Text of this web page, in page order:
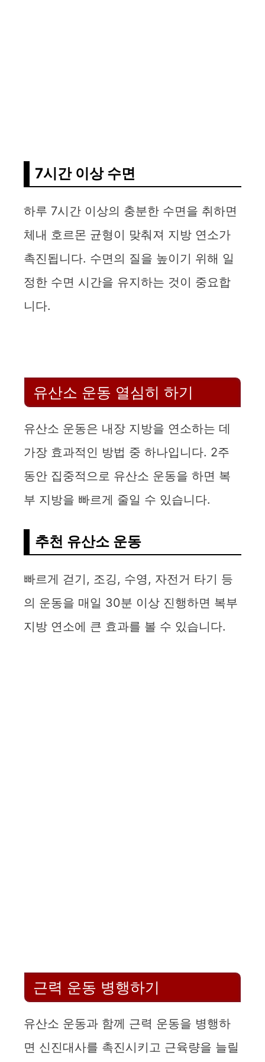
7시간 이상 수면
하루 7시간 이상의 충분한 수면을 취하면
체내 호르몬 균형이 맞춰져 지방 연소가
촉진됩니다. 수면의 질을 높이기 위해 일
정한 수면 시간을 유지하는 것이 중요합
니다.
유산소 운동 열심히 하기
유산소 운동은 내장 지방을 연소하는 데
가장 효과적인 방법 중 하나입니다. 2주
동안 집중적으로 유산소 운동을 하면 복
부 지방을 빠르게 줄일 수 있습니다.
추천 유산소 운동
빠르게 걷기, 조깅, 수영, 자전거 타기 등
의 운동을 매일 30분 이상 진행하면 복부
지방 연소에 큰 효과를 볼 수 있습니다.
근력 운동 병행하기
유산소 운동과 함께 근력 운동을 병행하
면 신진대사를 촉진시키고 근육량을 늘릴